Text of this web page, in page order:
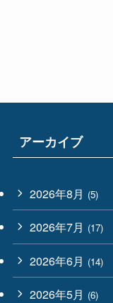
アーカイブ
2026年8月 (5)
2026年7月 (17)
2026年6月 (14)
2026年5月 (6)